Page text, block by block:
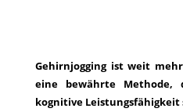
Gehirnjogging ist weit
eine bewährte Methode,
kognitive